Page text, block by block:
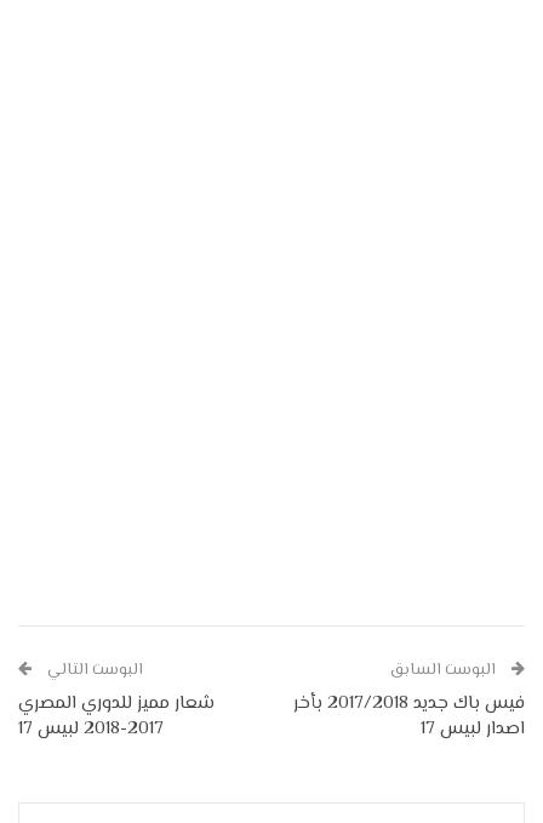
البوست السابق
فيس باك جديد 2017/2018 بأخر
اصدار لبيس 17
البوست التالي
شعار مميز للدوري المصري
2017-2018 لبيس 17